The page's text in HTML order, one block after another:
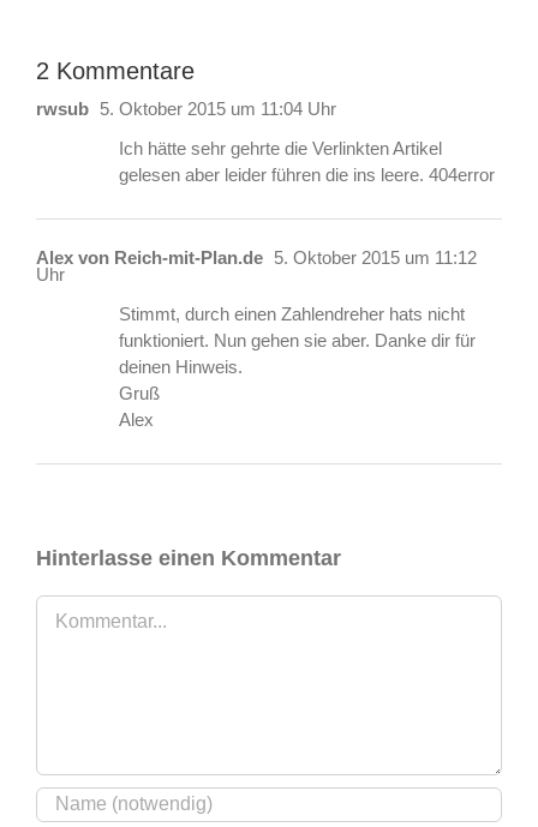
2 Kommentare
rwsub 5. Oktober 2015 um 11:04 Uhr
Ich hätte sehr gehrte die Verlinkten Artikel
gelesen aber leider führen die ins leere. 404error
Alex von Reich-mit-Plan.de 5. Oktober 2015 um 11:12
Uhr
Stimmt, durch einen Zahlendreher hats nicht
funktioniert. Nun gehen sie aber. Danke dir für
deinen Hinweis.
Gruß
Alex
Hinterlasse einen Kommentar
Kommentar